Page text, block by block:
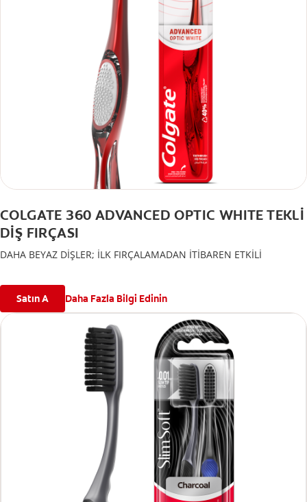
COLGATE 360 ADVANCED OPTIC WHITE TEKLİ
DİŞ FIRÇASI
DAHA BEYAZ DİŞLER; İLK FIRÇALAMADAN İTİBAREN ETKİLİ
Satın A Daha Fazla Bilgi Edinin